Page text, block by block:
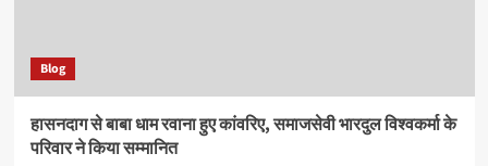
Blog
हासनदाग से बाबा धाम रवाना हुए कांवरिए, समाजसेवी भारदुल विश्वकर्मा के
परिवार ने किया सम्मानित